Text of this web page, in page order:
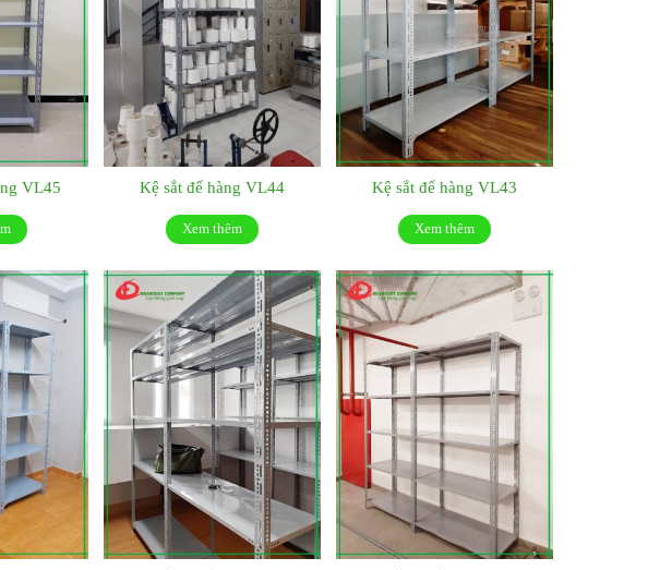
VL45 Kệ sắt để hàng VL44
Xem thêm
Kệ sắt để hàng VL43
Xem thêm